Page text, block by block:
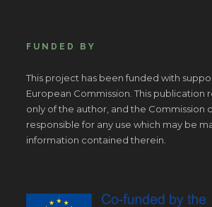
FUNDED BY
This project has been funded with
European Commission. This publication
only of the author, and the Commission
responsible for any use which may be
information contained therein.